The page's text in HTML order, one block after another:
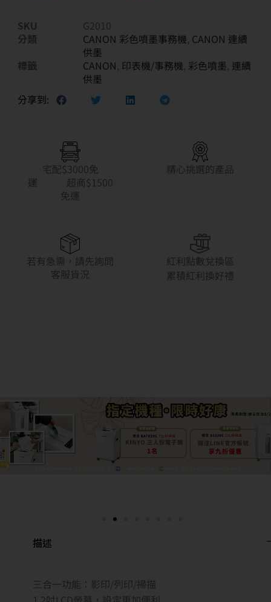
SKU
G2010
分類
CANON 彩色噴墨事務機, CANON 連續
供墨
標籤
CANON, 印表機/事務機, 彩色噴墨, 連續
供墨
分享到:
宅配$3000免
運 超商$1500
免運
精心挑選的產品
若有急需，請先詢問
客服貨況
紅利點數兌換區
累積紅利換好禮
描述
三合一功能：影印/列印/掃描